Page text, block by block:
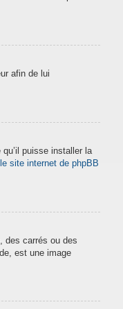
afin de lui
puisse installer la
le site internet de phpBB
des carrés ou des
est une image